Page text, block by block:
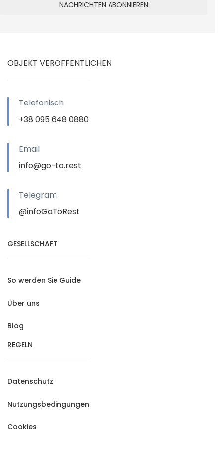
OBJEKT VERÖFFENTLICHEN
Telefonisch
+38 095 648 0880
Email
info@go-to.rest
Telegram
@infoGoToRest
GESELLSCHAFT
So werden Sie Guide
Über uns
Blog
REGELN
Datenschutz
Nutzungsbedingungen
Cookies